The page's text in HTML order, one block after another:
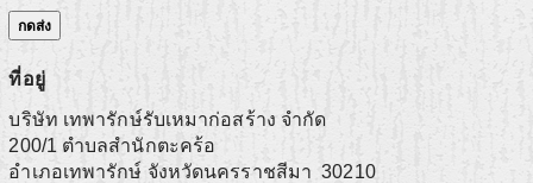
ที่อยู่
บริษัท เทพารักษ์รับเหมาก่อสร้าง จำกัด
200/1 ตำบลสำนักตะคร้อ
อำเภอเทพารักษ์ จังหวัดนครราชสีมา 30210